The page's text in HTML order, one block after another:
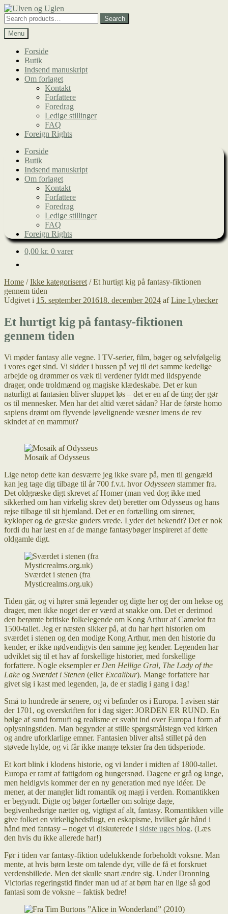
Spring
til
navigation
Spring
til
indhold
Search
for:
Search
Menu
Forside
Butik
Indsend manuskript
Om forlaget
Kontakt
Forfattere
Foredrag
Ledige stillinger
FAQ
Foreign Rights
Forside
Butik
Indsend manuskript
Om forlaget
Kontakt
Forfattere
Foredrag
Ledige stillinger
FAQ
Foreign Rights
0,00 kr. 0 varer
Home /Ikke kategoriseret /Et hurtigt kig på fantasy-fiktionen
gennem tiden
Udgivet i 15. september 201618. december 2024 afLine Lybecker
Et hurtigt kig på fantasy-fiktionen
gennem tiden
Vi møder fantasy alle vegne. I TV-serier, film, bøger og selvfølgelig
i vores eget sind. Vi sidder i bussen på vej til det samme kedelige
arbejde og drømmer os væk til verdener fyldt med ildspyende
drager, onde troldmænd og magiske klædeskabe. Det er kun
naturligt at fantasien bliver sluppet løs – det er en af de ting der gør
os til mennesker. Men har det altid været sådan? Har de første homo
sapiens drømt om flyvende løvelignende væsner imens de rev
skindet af en mammut?
Mosaik af Odysseus
Lige netop dette kan desværre jeg ikke svare på, men til gengæld
kan jeg tage dig tilbage til år 700 f.v.t. hvorOdysseen stammer fra.
Det oldgræske digt skrevet af Homer (man ved dog ikke med
sikkerhed om han virkelig skrev det) beretter om Odysseus og hans
rejse tilbage til sit hjemland. Det er en fortælling om sirener,
kykloper og de græske guders vrede. Lyder det bekendt? Det er nok
fordi du har læst en af de mange fantasybøger inspireret af dette
oldgamle digt.
Sværdet i stenen (fra
Mysticrealms.org.uk)
Tiden går, og vi hører små legender og digte her og der om hekse og
drager, men ikke noget der er værd at snakke om. Det er derimod
den berømte britiske folkelegende om Kong Arthur af Camelot fra
1500-tallet. Jeg er næsten sikker på, at du har hørt historien om
sværdet i stenen og den modige Kong Arthur, men den historie du
kender, er ikke nødvendigvis den samme jeg kender. Legenden har
udviklet sig til et hav af forskellige historier, med forskellige
forfattere. Nogle eksempler er Den Hellige Gral, The Lady of the
Lake og Sværdet i Stenen (eller Excalibur). Mange forfattere har
givet sig i kast med legenden, ja, de er stadig i gang i dag!
Små to hundrede år senere, og vi befinder os i Europa. I avisen står
der 1701, og overskriften for i dag siger: JORDEN ER RUND. En
bølge af sund fornuft og realisme er svøbt ind over Europa i form af
oplysningstiden. Man begynder at stille spørgsmålstegn ved kirken
og andre uforklarlige emner. Fantasien bliver altså stillet på den
støvede hylde, og vi får ikke mange tekster fra den tidsperiode.
Et kort blink i klodens historie, og vi lander i midten af 1800-tallet.
Europa er ramt af fattigdom og hungersnød. Dagene er grå og lange,
men heldigvis kommer der en ny generation med nye idéer. De
mener, at der mangler lidt romantik og magi i verden. Romantikken
er begyndt. Digte og bøger fortæller om solrige dage,
begivenhedsrige nætter og, vigtigst af alt, fantasy. Romantikken ville
give folket en virkelighedsflugt, en eskapisme, hvilket går hånd i
hånd med fantasy – noget vi diskuterede i sidste uges blog. (Læs
den hvis du ikke allerede har!)
Før i tiden var fantasy-fiktion udelukkende forbeholdt voksne. Man
mente, at hvis børn læste om talende dyr, ville de få et forskruet
verdensbillede. Men det skulle snart ændre sig. Under Dronning
Victorias regeringstid finder man ud af at børn har en lige så god
fantasi som de voksne – faktisk bedre!